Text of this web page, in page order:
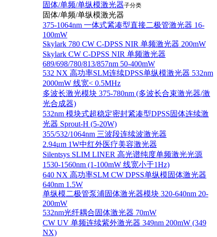
固体/单频/单纵模激光器子分类
固体/单频/单纵模激光器
375-1064nm 一体式紧凑型直接二极管激光器 16-
100mW
Skylark 780 CW C-DPSS NIR 单频激光器 200mW
Skylark CW C-DPSS NIR 单频激光器
689/698/780/813/857nm 50-400mW
532 NX 高功率SLM连续DPSS单纵模激光器 532nm
2000mW 线宽< 0.5MHz
多波长激光模块 375-780nm (多波长合束激光器/激
光合成器)
532nm 模块式超稳定密封紧凑型DPSS固体连续激
光器 Sprout-H (5-20W)
355/532/1064nm 三波段连续波激光器
2.94μm 1W中红外医疗美容激光器
Silentsys SLIM LINER 高光谱纯度单频激光光源
1530-1560nm (1-100mW 线宽小于1Hz)
640 NX 高功率SLM CW DPSS单纵模固体激光器
640nm 1.5W
单纵模二极管泵浦固体激光器模块 320-640nm 20-
200mW
532nm光纤耦合固体激光器 70mW
CW UV 单频连续紫外激光器 349nm 200mW (349
NX)